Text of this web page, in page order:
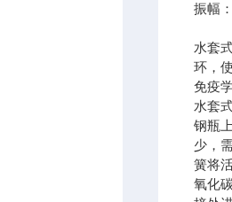
振幅
水套
环，
免疫
水套
钢瓶
少，
簧将
氧化